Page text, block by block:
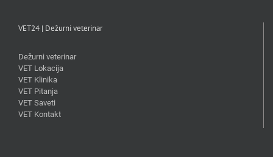
VET24 | Dežurni veterinar
Dežurni veterinar
VET Lokacija
VET Klinika
VET Pitanja
VET Saveti
VET Kontakt